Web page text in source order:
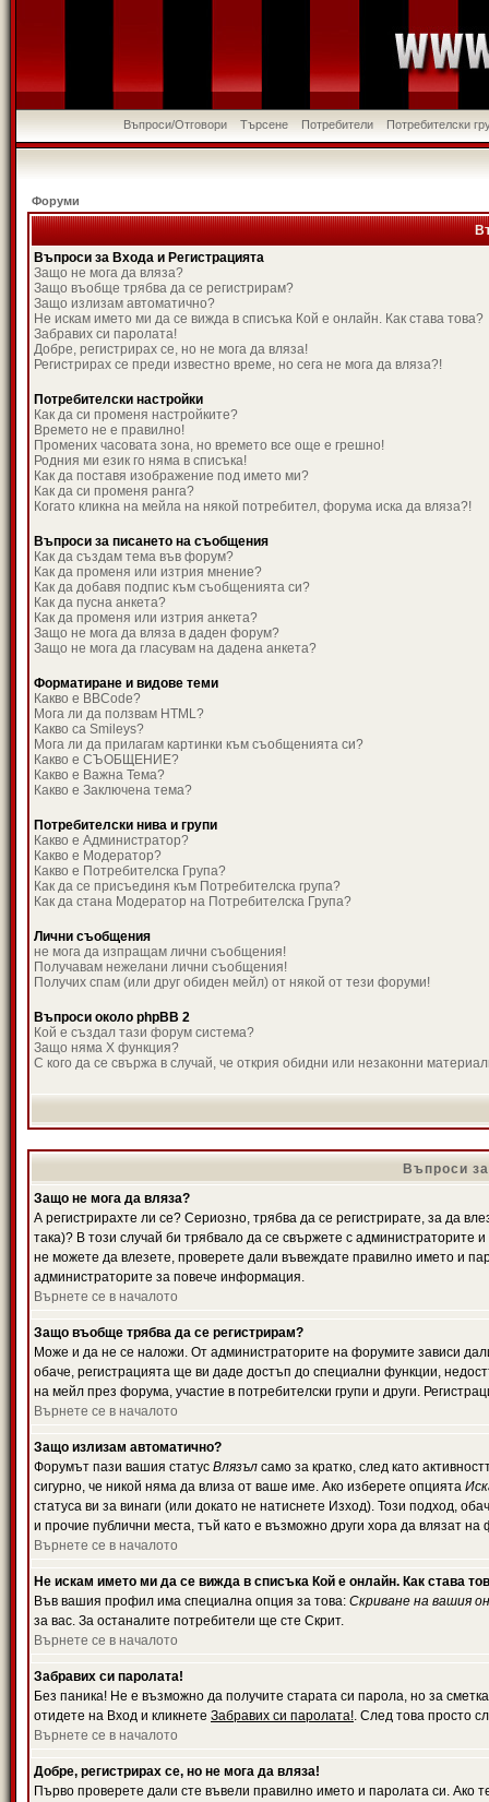
Въпроси/Отговори Търсене Потребители Потребителски
Форуми
Въпроси за Входа и Регистрацията
Защо не мога да вляза?
Защо въобще трябва да се регистрирам?
Защо излизам автоматично?
Не искам името ми да се вижда в списъка Кой е онлайн. Как става това?
Забравих си паролата!
Добре, регистрирах се, но не мога да вляза!
Регистрирах се преди известно време, но сега не мога да вляза?!
Потребителски настройки
Как да си променя настройките?
Времето не е правилно!
Промених часовата зона, но времето все още е грешно!
Родния ми език го няма в списъка!
Как да поставя изображение под името ми?
Как да си променя ранга?
Когато кликна на мейла на някой потребител, форума иска да вляза?!
Въпроси за писането на съобщения
Как да създам тема във форум?
Как да променя или изтрия мнение?
Как да добавя подпис към съобщенията си?
Как да пусна анкета?
Как да променя или изтрия анкета?
Защо не мога да вляза в даден форум?
Защо не мога да гласувам на дадена анкета?
Форматиране и видове теми
Какво е BBCode?
Мога ли да ползвам HTML?
Какво са Smileys?
Мога ли да прилагам картинки към съобщенията си?
Какво е СЪОБЩЕНИЕ?
Какво е Важна Тема?
Какво е Заключена тема?
Потребителски нива и групи
Какво е Администратор?
Какво е Модератор?
Какво е Потребителска Група?
Как да се присъединя към Потребителска група?
Как да стана Модератор на Потребителска Група?
Лични съобщения
не мога да изпращам лични съобщения!
Получавам нежелани лични съобщения!
Получих спам (или друг обиден мейл) от някой от тези форуми!
Въпроси около phpBB 2
Кой е създал тази форум система?
Защо няма X функция?
С кого да се свържа в случай, че открия обидни или незаконни
Въпроси
Защо не мога да вляза?
А регистрирахте ли се? Сериозно, трябва да се регистрирате, за да
така)? В този случай би трябвало да се свържете с администраторите
не можете да влезете, проверете дали въвеждате правилно името и
администраторите за повече информация.
Върнете се в началото
Защо въобще трябва да се регистрирам?
Може и да не се наложи. От администраторите на форумите зависи
обаче, регистрацията ще ви даде достъп до специални функции,
на мейл през форума, участие в потребителски групи и други.
Върнете се в началото
Защо излизам автоматично?
Форумът пази вашия статус Влязъл само за кратко, след като
сигурно, че никой няма да влиза от ваше име. Ако изберете опцията
статуса ви за винаги (или докато не натиснете Изход). Този подход,
и прочие публични места, тъй като е възможно други хора да влязат
Върнете се в началото
Не искам името ми да се вижда в списъка Кой е онлайн. Как става
Във вашия профил има специална опция за това: Скриване на вашия
за вас. За останалите потребители ще сте Скрит.
Върнете се в началото
Забравих си паролата!
Без паника! Не е възможно да получите старата си парола, но за
отидете на Вход и кликнете Забравих си паролата!. След това просто
Върнете се в началото
Добре, регистрирах се, но не мога да вляза!
Първо проверете дали сте въвели правилно името и паролата си. Ако